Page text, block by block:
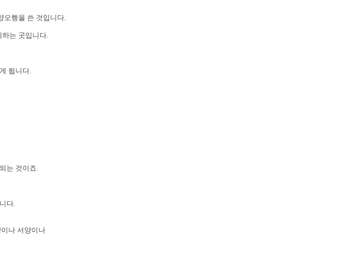
오행을 쓴 것입니다.
는 곳입니다.
됩니다.
는 것이죠.
다.
나 서양이나